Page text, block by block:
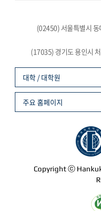
(02450) 서울특별시
(17035) 경기도 용인시
Copyright ⓒ
대학 / 대학원
주요 홈페이지